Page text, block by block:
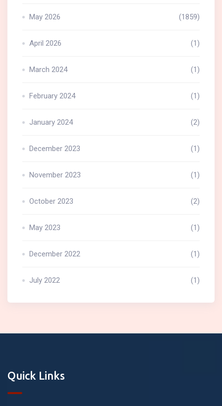
May 2026 (1859)
April 2026 (1)
March 2024 (1)
February 2024 (1)
January 2024 (2)
December 2023 (1)
November 2023 (1)
October 2023 (2)
May 2023 (1)
December 2022 (1)
July 2022 (1)
Quick Links